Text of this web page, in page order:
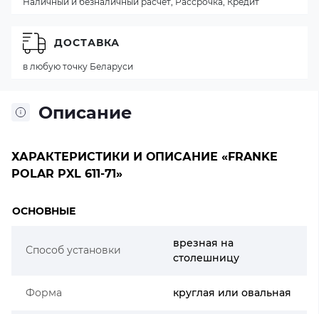
Описание
ХАРАКТЕРИСТИКИ И ОПИСАНИЕ «FRANKE
POLAR PXL 611-71»
ОСНОВНЫЕ
Способ установки
врезная на
столешницу
Форма круглая или овальная
ДОСТАВКА
в любую точку Беларуси